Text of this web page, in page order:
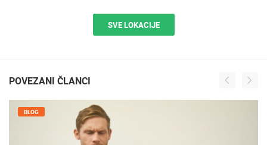
SVE LOKACIJE
POVEZANI ČLANCI
BLOG